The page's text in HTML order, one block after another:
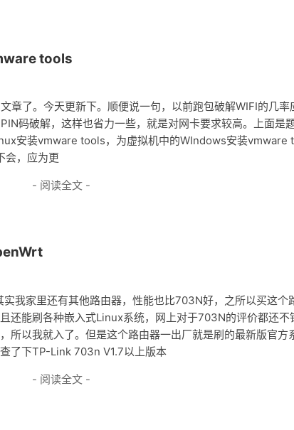
tools
章了。今天更新下。顺便说一句，以前跑包破解WIFI的几率
码破解，这样也省力一些，就是对网卡要求较高。上面是
安装vmware tools，为虚拟机中的WIndows安装vmware
会，应为更
- 阅读全文 -
我家里还有其他路由器，性能也比703N好，之所以买这个
还能刷各种嵌入式Linux系统，网上对于703N的评价都还不
所以我就入了。但是这个路由器一出厂就是刷的最新版官方
了下TP-Link 703n V1.7以上版本
- 阅读全文 -